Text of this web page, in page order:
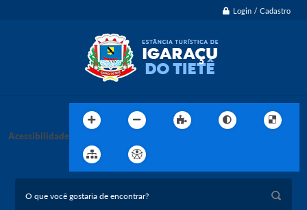
Login / Cadastro
Acessibilidade